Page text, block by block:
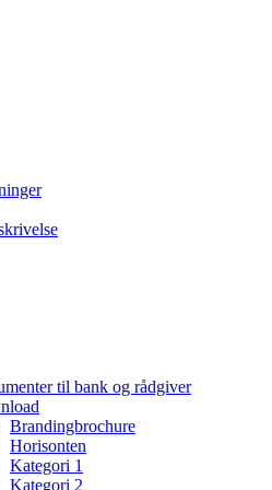
til bank og rådgiver
Brandingbrochure
Horisonten
Kategori 1
Kategori 2